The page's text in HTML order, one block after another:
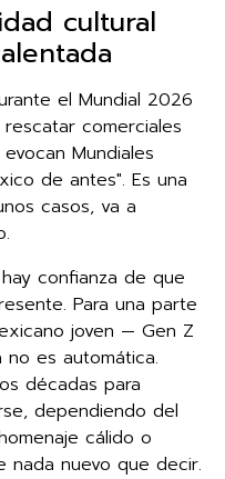
cultural
el Mundial 2026
comerciales
Mundiales
de antes". Es una
casos, va a
confianza de que
Para una parte
joven — Gen Z
es automática.
décadas para
dependiendo del
cálido o
nada nuevo que decir.